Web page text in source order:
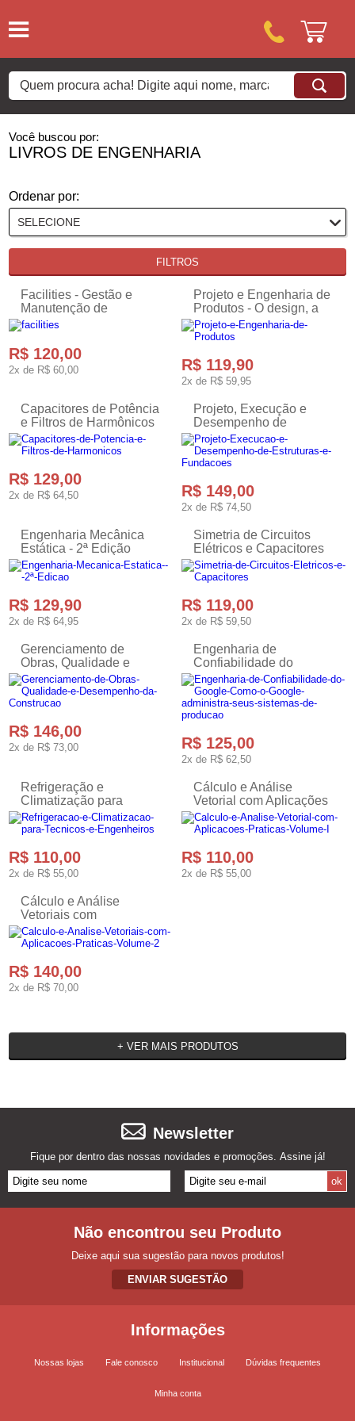
Você buscou por:
LIVROS DE ENGENHARIA
Ordenar por:
FILTROS
Facilities - Gestão e
Manutenção de
Infraestrutura Facilities -
Gestão e Manutenção
de Infraestrutura
R$ 120,00
2x de R$ 60,00
Projeto e Engenharia de
Produtos - O design, a
fabricação de produtos
industriais e seus
R$ 119,90
2x de R$ 59,95
Capacitores de Potência
e Filtros de Harmônicos
Capacitores de Potência
e Filtros de Harmônicos
R$ 129,00
2x de R$ 64,50
Projeto, Execução e
Desempenho de
Estruturas e Fundações
Projeto, Execução e
Desempenho de
R$ 149,00
2x de R$ 74,50
Engenharia Mecânica
Estática - 2ª Edição
Engenharia Mecânica
Estática - 2ª Edição
R$ 129,90
2x de R$ 64,95
Simetria de Circuitos
Elétricos e Capacitores
Simetria de Circuitos
Elétricos e Capacitores
R$ 119,00
2x de R$ 59,50
Gerenciamento de
Obras, Qualidade e
Desempenho da
Construção
R$ 146,00
2x de R$ 73,00
Engenharia de
Confiabilidade do
Google - Como o Google
administra seus
sistemas de produção
R$ 125,00
2x de R$ 62,50
Refrigeração e
Climatização para
Técnicos e Engenheiros
Refrigeração e
Técnicos
R$ 110,00
2x de R$ 55,00
Cálculo e Análise
Vetorial com Aplicações
Práticas - Volume I
R$ 110,00
2x de R$ 55,00
Cálculo e Análise
Vetoriais com
Aplicações Práticas -
Volume 2
R$ 140,00
2x de R$ 70,00
+ VER MAIS PRODUTOS
Newsletter
Fique por dentro das nossas novidades e promoções. Assine já!
Não encontrou seu Produto
Deixe aqui sua sugestão para novos produtos!
ENVIAR SUGESTÃO
Informações
Nossas lojas Fale conosco Institucional Dúvidas frequentes
Minha conta